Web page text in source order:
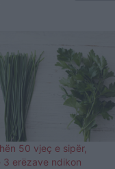
50 vjeç e sipër,
erëzave ndikon